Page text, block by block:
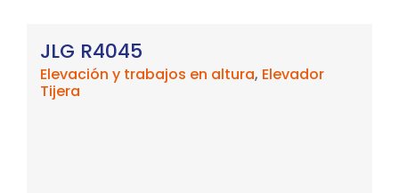
JLG R4045
Elevación y trabajos en altura, Elevador
Tijera